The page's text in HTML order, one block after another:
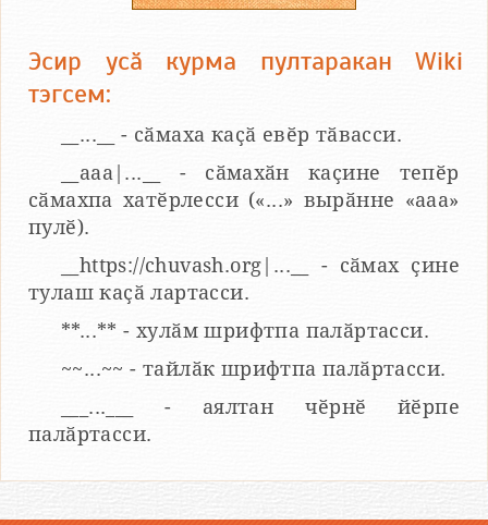
Эсир усӑ курма пултаракан Wiki
тэгсем:
__...__ - сӑмаха каҫӑ евӗр тӑвасси.
__aaa|...__ - сӑмахӑн каҫине тепӗр
сӑмахпа хатӗрлесси («...» вырӑнне «ааа»
пулӗ).
__https://chuvash.org|...__ - сӑмах ҫине
тулаш каҫӑ лартасси.
**...** - хулӑм шрифтпа палӑртасси.
~~...~~ - тайлӑк шрифтпа палӑртасси.
___...___ - аялтан чӗрнӗ йӗрпе
палӑртасси.